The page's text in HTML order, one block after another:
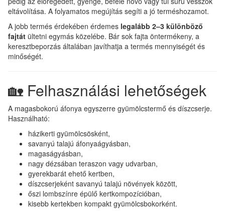
eltávolítása. A folyamatos megújítás segíti a jó terméshozamot.
A jobb termés érdekében érdemes legalább 2–3 különböző
fajtát ültetni egymás közelébe. Bár sok fajta öntermékeny, a
keresztbeporzás általában javíthatja a termés mennyiségét és
minőségét.
🏡 Felhasználási lehetőségek
A magasbokorú áfonya egyszerre gyümölcstermő és díszcserje.
Használható:
házikerti gyümölcsösként,
savanyú talajú áfonyaágyásban,
magaságyásban,
nagy dézsában teraszon vagy udvarban,
gyerekbarát ehető kertben,
díszcserjeként savanyú talajú növények között,
őszi lombszínre épülő kertkompozícióban,
kisebb kertekben kompakt gyümölcsbokorként.